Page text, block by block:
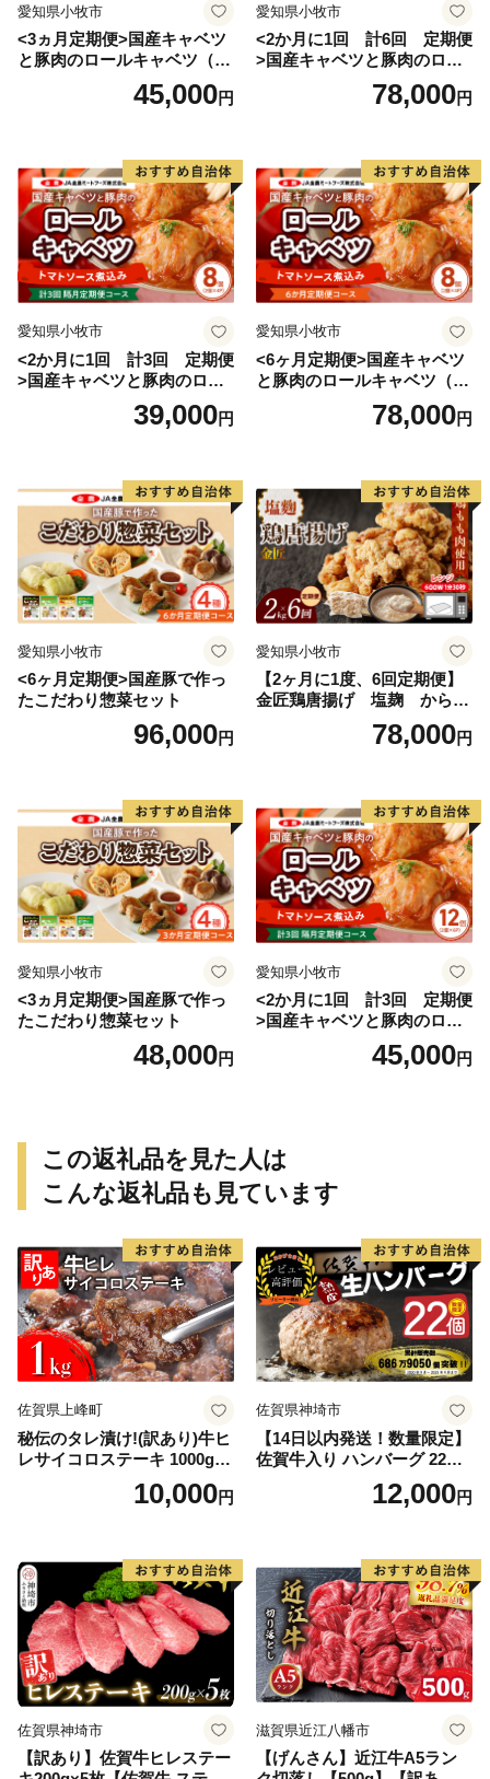
愛知県小牧市
<3ヵ月定期便>国産キャベツ
と豚肉のロールキャベツ（6P
45,000円
愛知県小牧市
<2か月に1回 計6回 定期便
>国産キャベツと豚肉のロー
ルキャベツ（4P入り）
78,000円
愛知県小牧市
<2か月に1回 計3回 定期便
>国産キャベツと豚肉のロー
ルキャベツ（4P入り）
39,000円
愛知県小牧市
<6ヶ月定期便>国産キャベツ
と豚肉のロールキャベツ（4P
78,000円
愛知県小牧市
<6ヶ月定期便>国産豚で作っ
たこだわり惣菜セット
96,000円
愛知県小牧市
【2ヶ月に1度、6回定期便】
金匠鶏唐揚げ 塩麹 からあ
78,000円
愛知県小牧市
<3ヵ月定期便>国産豚で作っ
たこだわり惣菜セット
48,000円
愛知県小牧市
<2か月に1回 計3回 定期便
>国産キャベツと豚肉のロー
ルキャベツ（6P入り）
45,000円
この返礼品を見た人は
こんな返礼品も見ています
佐賀県上峰町
秘伝のタレ漬け!(訳あり)牛ヒ
レサイコロステーキ 1000g
10,000円
佐賀県神埼市
【14日以内発送！数量限定】
佐賀牛入り ハンバーグ 22個
2.6kg(120g×22個)【佐賀牛
黒毛和牛 ブランド牛 九州 ハ
気】(H083106)
12,000円
佐賀県神埼市
【訳あり】佐賀牛ヒレステー
滋賀県近江八幡市
【げんさん】近江牛A5ラン